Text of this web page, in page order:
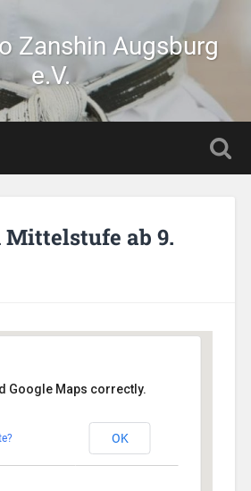
Zanshin Augsburg
e.V.
ab 9.
Google Maps correctly.
OK